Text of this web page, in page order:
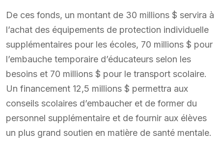
De ces fonds, un montant de 30 millions $ servira à
l’achat des équipements de protection individuelle
supplémentaires pour les écoles, 70 millions $ pour
l’embauche temporaire d’éducateurs selon les
besoins et 70 millions $ pour le transport scolaire.
Un financement 12,5 millions $ permettra aux
conseils scolaires d’embaucher et de former du
personnel supplémentaire et de fournir aux élèves
un plus grand soutien en matière de santé mentale.